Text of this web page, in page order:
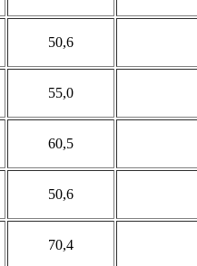
50,6
55,0
60,5
50,6
70,4